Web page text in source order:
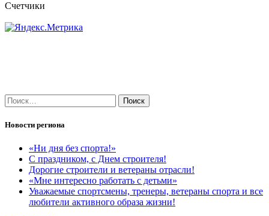
Счетчики
Найти:
Новости региона
«Ни дня без спорта!»
С праздником, с Днем строителя!
Дорогие строители и ветераны отрасли!
«Мне интересно работать с детьми»
Уважаемые спортсмены, тренеры, ветераны спорта и все
любители активного образа жизни!